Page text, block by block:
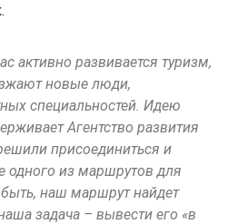
активно развивается туризм,
новые люди,
специальностей. Идею
Агентство развития
присоединиться и
одного из маршрутов для
наш маршрут найдет
задача – вывести его «в